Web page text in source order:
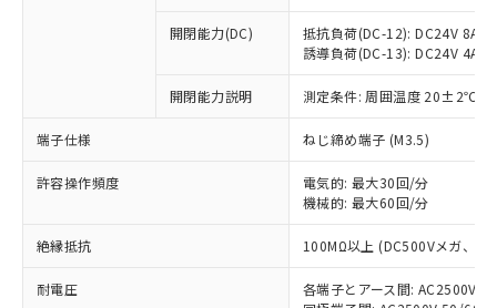
開閉能力(DC)
抵抗負荷(DC-12): DC24V 8A/
誘導負荷(DC-13): DC24V 4A/
開閉能力説明 測定条件: 周囲温度 20±2℃、
端子仕様 ねじ締め端子 (M3.5)
許容操作頻度
電気的: 最大30回/分
機械的: 最大60回/分
絶縁抵抗 100MΩ以上 (DC500Vメガ、点
耐電圧
各端子とアース間: AC2500V
本サービスは、当社制御機器事業取扱
商品の当社在庫状況および標準価格
(税抜)を提供させていただくもので
当社制御機器事業取扱商品の中には、
本サービスの対象外となる商品もある
ことをご了承ください。
在庫状況および標準価格照会結果は、
記載している更新日時点での社内デー
タに基づき作成されるものであり、閲
準価格とは異なる場合があることをご
調査・確認中：EU RoHS指令（10物質）の
非含有の対応状況を調査中または確認中の
非該当品：ライセンス料など無形物で、有
害物質有無と関係のない商品です。
仕入先様の事情により、非含有部品として
いたものが、含有品と判明した場合などや
むを得ず変更することがあります。
*EU RoHS指令（10物質）：
鉛(Pb) 1000ppm以下、 水銀(Hg) 1000ppm以下、 カド
六価クロム(Cr(Ⅵ)) 1000ppm以下、ポリ臭化ビフェニル
「○」：最大均質材料含有率が中国RoHSの
基準値以下であることを示します。
「×」：最大均質材料含有率が中国RoHSの
基準値を超えていることを示します。
「－」：未確認です。当社販売部門へお問
当社は、これら貴社製品のうち、外国
為替および外国貿易法に定める商品
（以下｢規制貨物等」という）を輸出
または国外への提供する場合は、日本
国政府の輸出許可(または役務取引許
可)を取得するなどの必要な手続きを